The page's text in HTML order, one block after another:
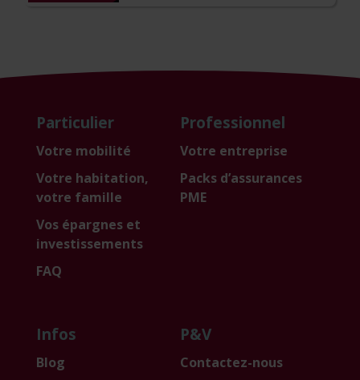
Particulier
Votre mobilité
Votre habitation,
votre famille
Vos épargnes et
investissements
FAQ
Professionnel
Votre entreprise
Packs d’assurances
PME
Infos
Blog
P&V
Contactez-nous